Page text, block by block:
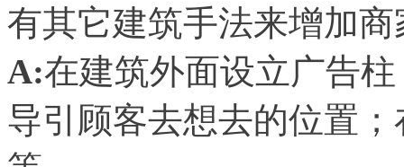
有其它建筑手法来增加
A:在建筑外面设立广告
导引顾客去想去的位置